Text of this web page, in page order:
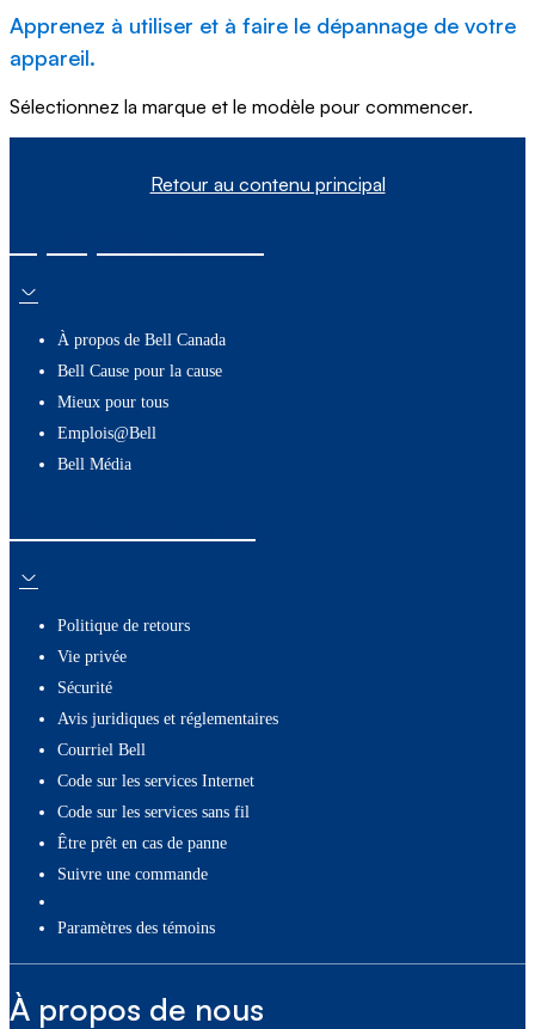
Apprenez à utiliser et à faire le dépannage de votre
appareil.
Sélectionnez la marque et le modèle pour commencer.
Retour au contenu principal
À propos de Bell Canada
Bell Cause pour la cause
Mieux pour tous
Emplois@Bell
Bell Média
Politique de retours
Vie privée
Sécurité
Avis juridiques et réglementaires
Courriel Bell
Code sur les services Internet
Code sur les services sans fil
Être prêt en cas de panne
Suivre une commande
paramètres des témoins
À propos de nous